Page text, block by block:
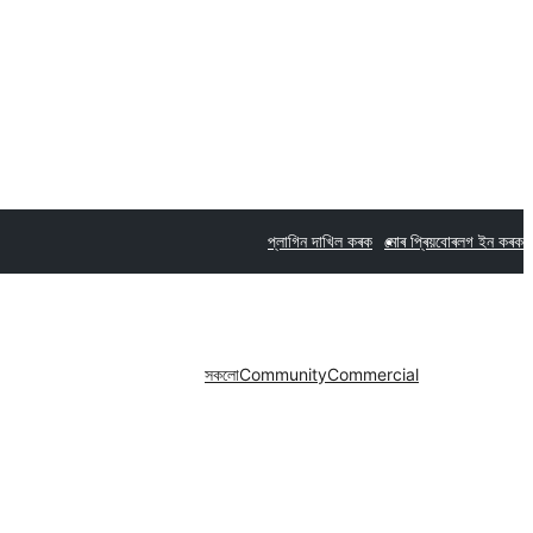
প্লাগিন দাখিল কৰক মোৰ প্ৰিয়বোৰলগ ইন কৰক
সকলোCommunityCommercial